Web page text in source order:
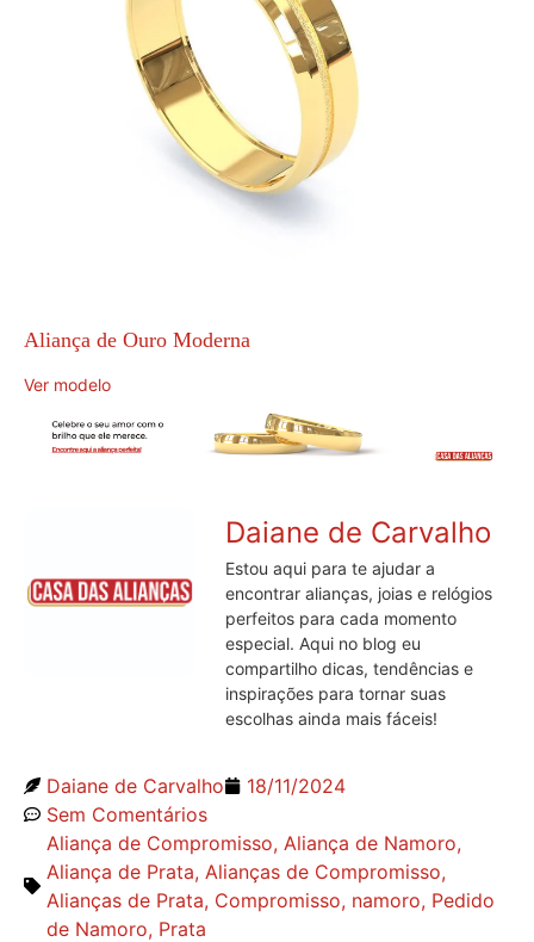
Aliança de Ouro Moderna
Ver modelo
Daiane de Carvalho
Estou aqui para te ajudar a
encontrar alianças, joias e relógios
perfeitos para cada momento
especial. Aqui no blog eu
compartilho dicas, tendências e
inspirações para tornar suas
escolhas ainda mais fáceis!
Daiane de Carvalho
18/11/2024
Sem Comentários
Aliança de Compromisso, Aliança de Namoro,
Aliança de Prata, Alianças de Compromisso,
Alianças de Prata, Compromisso, namoro, Pedido
de Namoro, Prata